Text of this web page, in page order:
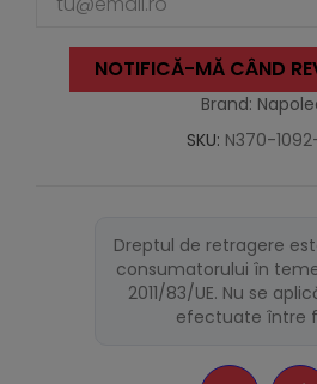
NOTIFICĂ-MĂ CÂND
Brand:
SKU: N370-
Dreptul de retragere
consumatorului în
2011/83/UE. Nu se
efectuate între